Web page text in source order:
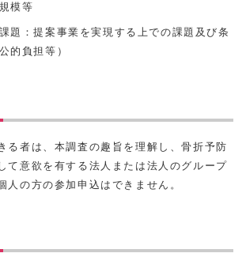
模等
題：提案事業を実現する上での課題及び条
的負担等）
者は、本調査の趣旨を理解し、骨折予防
て意欲を有する法人または法人のグループ
人の方の参加申込はできません。